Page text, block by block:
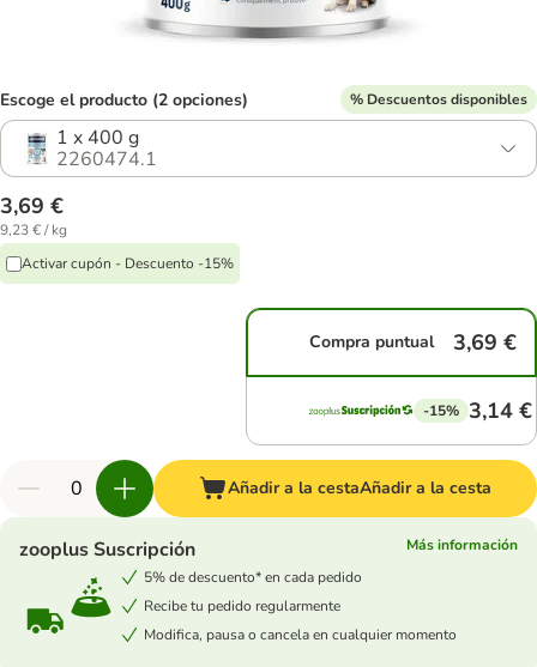
Escoge el producto (2 opciones) % Descuentos disponibles
1 x 400 g
2260474.1
3,69 €
9,23 € / kg
Activar cupón - Descuento -15%
Compra puntual 3,69 €
-15% 3,14 €
Añadir a la cestaAñadir a la cesta
zooplus Suscripción
Más información
5% de descuento* en cada pedido
Recibe tu pedido regularmente
Modifica, pausa o cancela en cualquier momento